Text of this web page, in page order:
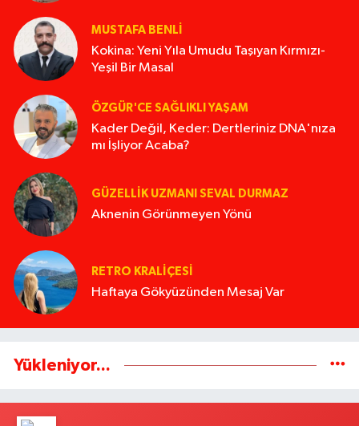
MUSTAFA BENLI
Kokina: Yeni Yıla Umudu Taşıyan Kırmızı-
Yeşil Bir Masal
ÖZGÜR'CE SAĞLIKLI YAŞAM
Kader Değil, Keder: Dertleriniz DNA'nıza
mı İşliyor Acaba?
GÜZELLIK UZMANI SEVAL DURMAZ
Aknenin Görünmeyen Yönü
RETRO KRALIÇESI
Haftaya Gökyüzünden Mesaj Var
Yükleniyor...